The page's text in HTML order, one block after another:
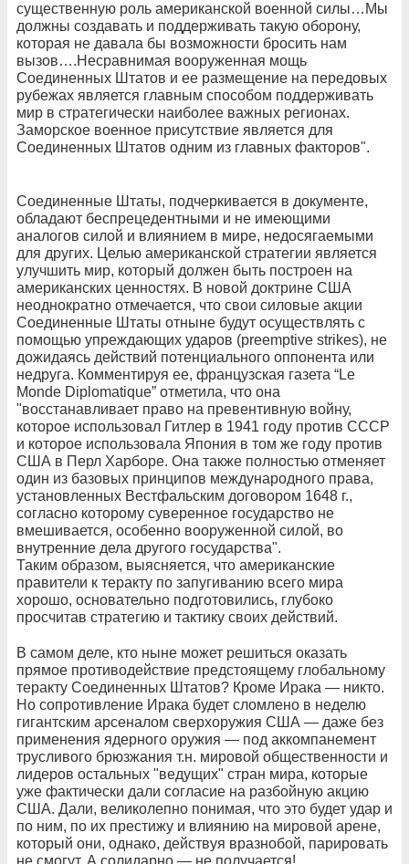
существенную роль американской военной силы…Мы
должны создавать и поддерживать такую оборону,
которая не давала бы возможности бросить нам
вызов….Несравнимая вооруженная мощь
Соединенных Штатов и ее размещение на передовых
рубежах является главным способом поддерживать
мир в стратегически наиболее важных регионах.
Заморское военное присутствие является для
Соединенных Штатов одним из главных факторов".
Соединенные Штаты, подчеркивается в документе,
обладают беспрецедентными и не имеющими
аналогов силой и влиянием в мире, недосягаемыми
для других. Целью американской стратегии является
улучшить мир, который должен быть построен на
американских ценностях. В новой доктрине США
неоднократно отмечается, что свои силовые акции
Соединенные Штаты отныне будут осуществлять с
помощью упреждающих ударов (preemptive strikes), не
дожидаясь действий потенциального оппонента или
недруга. Комментируя ее, французская газета “Le
Monde Diplomatique” отметила, что она
"восстанавливает право на превентивную войну,
которое использовал Гитлер в 1941 году против СССР
и которое использовала Япония в том же году против
США в Перл Харборе. Она также полностью отменяет
один из базовых принципов международного права,
установленных Вестфальским договором 1648 г.,
согласно которому суверенное государство не
вмешивается, особенно вооруженной силой, во
внутренние дела другого государства".
Таким образом, выясняется, что американские
правители к теракту по запугиванию всего мира
хорошо, основательно подготовились, глубоко
просчитав стратегию и тактику своих действий.
В самом деле, кто ныне может решиться оказать
прямое противодействие предстоящему глобальному
теракту Соединенных Штатов? Кроме Ирака — никто.
Но сопротивление Ирака будет сломлено в неделю
гигантским арсеналом сверхоружия США — даже без
применения ядерного оружия — под аккомпанемент
трусливого брюзжания т.н. мировой общественности и
лидеров остальных "ведущих" стран мира, которые
уже фактически дали согласие на разбойную акцию
США. Дали, великолепно понимая, что это будет удар и
по ним, по их престижу и влиянию на мировой арене,
который они, однако, действуя вразнобой, парировать
не смогут. А солидарно — не получается!